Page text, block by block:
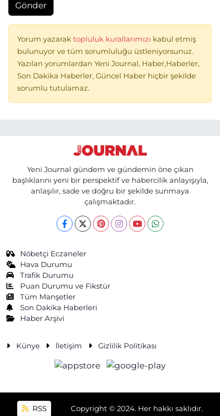
Gönder
Yorum yazarak topluluk kurallarımızı kabul etmiş
bulunuyor ve tüm sorumluluğu üstleniyorsunuz.
Yazılan yorumlardan Yeni Journal, Haber,Haberler,
Son Dakika Haberler, Güncel Haber hiçbir şekilde
sorumlu tutulamaz.
Yeni Journal gündem ve gündemin öne çıkan
başlıklarını yeni bir perspektif ve habercilik anlayışıyla,
anlaşılır, sade ve doğru bir şekilde sunmaya
çalışmaktadır.
Nöbetçi Eczaneler
Hava Durumu
Trafik Durumu
Puan Durumu ve Fikstür
Tüm Manşetler
Son Dakika Haberleri
Haber Arşivi
Künye İletişim Gizlilik Politikası
RSS Copyright © 2024. Her hakkı saklıdır.